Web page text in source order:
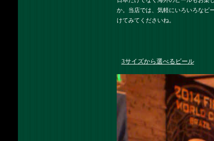
か。当店では、気軽にいろいろなビ
けてみてくださいね。
3サイズから選べるビール